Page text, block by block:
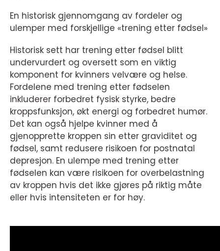
En historisk gjennomgang av fordeler og
ulemper med forskjellige «trening etter fødsel»
Historisk sett har trening etter fødsel blitt
undervurdert og oversett som en viktig
komponent for kvinners velvære og helse.
Fordelene med trening etter fødselen
inkluderer forbedret fysisk styrke, bedre
kroppsfunksjon, økt energi og forbedret humør.
Det kan også hjelpe kvinner med å
gjenopprette kroppen sin etter graviditet og
fødsel, samt redusere risikoen for postnatal
depresjon. En ulempe med trening etter
fødselen kan være risikoen for overbelastning
av kroppen hvis det ikke gjøres på riktig måte
eller hvis intensiteten er for høy.